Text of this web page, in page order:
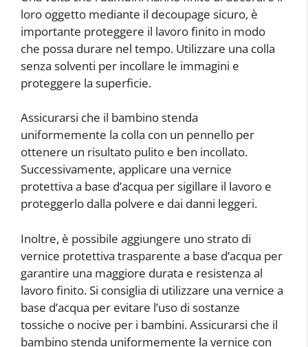
loro oggetto mediante il decoupage sicuro, è
importante proteggere il lavoro finito in modo
che possa durare nel tempo. Utilizzare una colla
senza solventi per incollare le immagini e
proteggere la superficie.
Assicurarsi che il bambino stenda
uniformemente la colla con un pennello per
ottenere un risultato pulito e ben incollato.
Successivamente, applicare una vernice
protettiva a base d’acqua per sigillare il lavoro e
proteggerlo dalla polvere e dai danni leggeri.
Inoltre, è possibile aggiungere uno strato di
vernice protettiva trasparente a base d’acqua per
garantire una maggiore durata e resistenza al
lavoro finito. Si consiglia di utilizzare una vernice a
base d’acqua per evitare l’uso di sostanze
tossiche o nocive per i bambini. Assicurarsi che il
bambino stenda uniformemente la vernice con